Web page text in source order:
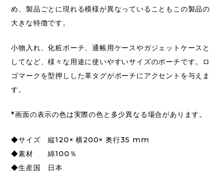
め、製品ごとに現れる模様が異なっていることもこの製品の
大きな特徴です。
小物入れ、化粧ポーチ、通帳用ケースやガジェットケースと
してなど、様々な用途に使いやすいサイズのポーチです。ロ
ゴマークを型押しした革タグがポーチにアクセントを与えま
す。
*画面の表示の色は実際の色と多少異なる場合があります。
◆サイズ 縦120× 横200× 奥行35 mm
◆素材 綿100％
◆生産国 日本